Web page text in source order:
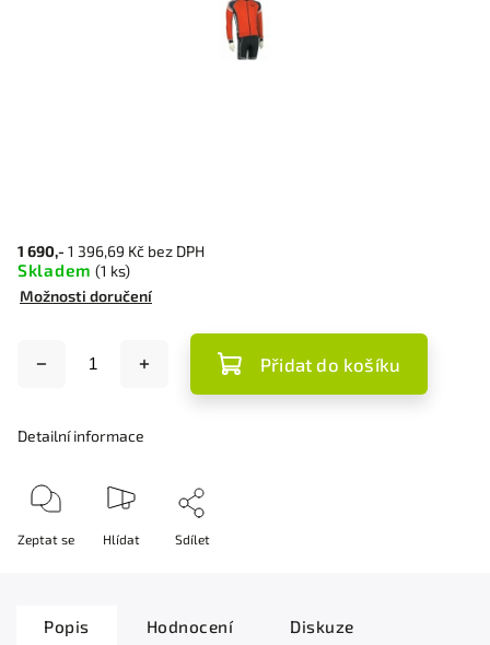
1 690,- 1 396,69 Kč bez DPH
Skladem (1 ks)
Možnosti doručení
Přidat do košíku
Detailní informace
Zeptat se Hlídat Sdílet
Popis Hodnocení Diskuze